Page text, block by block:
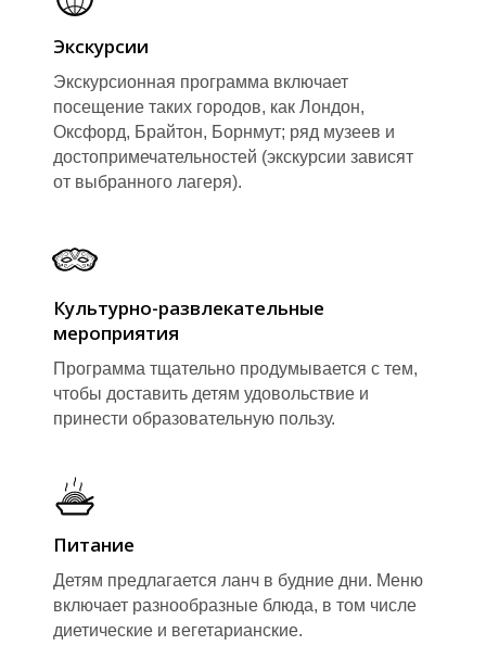
О
Т
Экскурсии
Экскурсионная программа включает
посещение таких городов, как Лондон,
Оксфорд, Брайтон, Борнмут; ряд музеев и
достопримечательностей (экскурсии зависят
от выбранного лагеря).
Культурно-развлекательные
мероприятия
Программа тщательно продумывается с тем,
чтобы доставить детям удовольствие и
принести образовательную пользу.
Питание
Детям предлагается ланч в будние дни. Меню
включает разнообразные блюда, в том числе
диетические и вегетарианские.
О
Т